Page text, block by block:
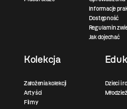
Informacje
Dostępność
Regulamin
Jak dojechać
Kolekcja
Założenia kolekcji
Artyści
Filmy
Dzieci i